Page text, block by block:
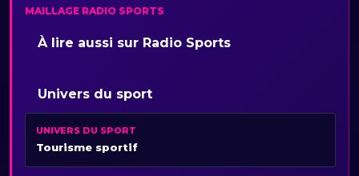
MAILLAGE RADIO SPORTS
À lire aussi sur Radio Sports
Univers du sport
UNIVERS DU SPORT
Tourisme sportif